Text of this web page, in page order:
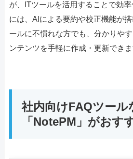
が、ITツールを活用することで効率
には、AIによる要約や校正機能が
ールに不慣れな方でも、分かりや
ンテンツを手軽に作成・更新できま
社内向けFAQツール
「NotePM」がおす